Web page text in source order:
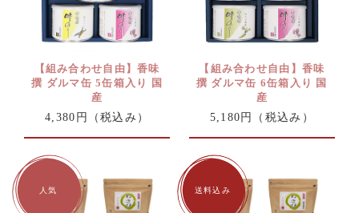
【組み合わせ自由】香味
撰 ダルマ缶 5缶箱入り 国
産
4,380円
（税込み）
【組み合わせ自由】香味
撰 ダルマ缶 6缶箱入り 国
産
5,180円
（税込み）